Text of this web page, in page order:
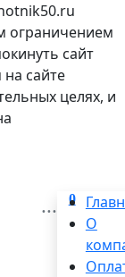
ограничением
сайт
сайте
целях, и
0
...
О